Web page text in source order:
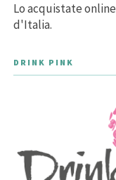
Lo acquistate online
d'Italia.
DRINK PINK